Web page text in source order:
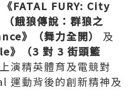
《FATAL FURY: City
（餓狼傳說：群狼之
》（舞力全開）
及
》（3 對 3 街頭籃
演精英體育及電競對
運動背後的創新精神及